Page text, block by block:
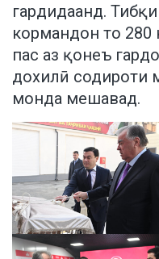
гардидаанд.
кормандон то 280
пас аз қонеъ
дохилӣ содироти
монда мешавад.